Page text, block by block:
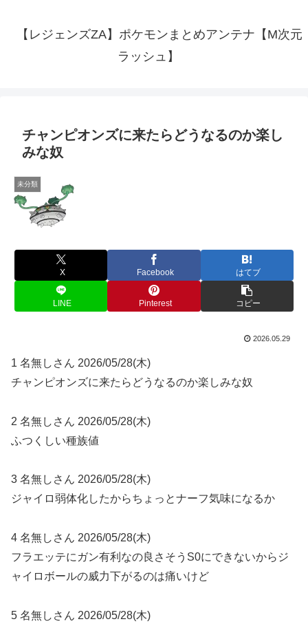
【レジェンズZA】ポケモンまとめアンテナ【M次元
ラッシュ】
チャンピオンズに来たらどうなるのか楽し
みな奴
未分類
X Facebook はてブ
LINE Pinterest コピー
2026.05.29
1 名無しさん 2026/05/28(木)
チャンピオンズに来たらどうなるのか楽しみな奴
2 名無しさん 2026/05/28(木)
ふつくしい種族値
3 名無しさん 2026/05/28(木)
ジャイロ弱体化したからちょっとナーフ気味になるか
4 名無しさん 2026/05/28(木)
フラエッテにガン有利なの良さそうS0にできないからジ
ャイロボールの威力下がるのは痛いけど
5 名無しさん 2026/05/28(木)